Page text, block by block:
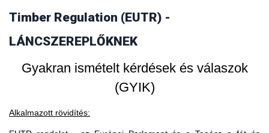
Timber Regulation (EUTR) -
LÁNCSZEREPLŐKNEK
Gyakran ismételt kérdések és válaszok
(GYIK)
Alkalmazott rövidítés:
3. Amennyiben egy piaci szereplő EU-s
partnertől vásárol, akkor is importál?
vásárol faterméket, akkor fogalmilag kizárt, hogy a
faterméket vásárló uniós gazdasági szereplő piaci szereplő
legyen, ő csak kereskedőnek minősülhet.